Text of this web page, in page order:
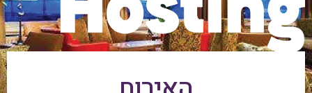
האירוח